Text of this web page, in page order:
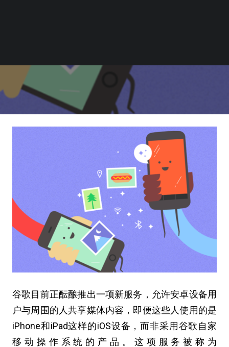
谷歌目前正酝酿推出一项新服务，允许安卓设备用
户与周围的人共享媒体内容，即便这些人使用的是
iPhone和iPad这样的iOS设备，而非采用谷歌自家
移动操作系统的产品。这项服务被称为